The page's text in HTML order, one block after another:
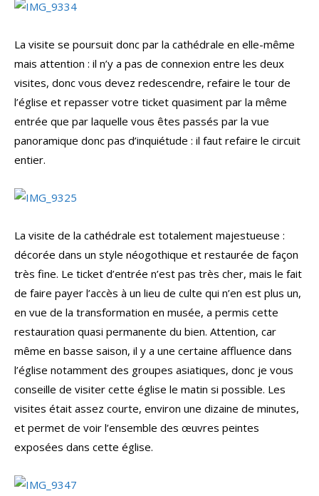
La visite se poursuit donc par la cathédrale en elle-même
mais attention : il n’y a pas de connexion entre les deux
visites, donc vous devez redescendre, refaire le tour de
l’église et repasser votre ticket quasiment par la même
entrée que par laquelle vous êtes passés par la vue
panoramique donc pas d’inquiétude : il faut refaire le circuit
entier.
La visite de la cathédrale est totalement majestueuse :
décorée dans un style néogothique et restaurée de façon
très fine. Le ticket d’entrée n’est pas très cher, mais le fait
de faire payer l’accès à un lieu de culte qui n’en est plus un,
en vue de la transformation en musée, a permis cette
restauration quasi permanente du bien. Attention, car
même en basse saison, il y a une certaine affluence dans
l’église notamment des groupes asiatiques, donc je vous
conseille de visiter cette église le matin si possible. Les
visites était assez courte, environ une dizaine de minutes,
et permet de voir l’ensemble des œuvres peintes
exposées dans cette église.